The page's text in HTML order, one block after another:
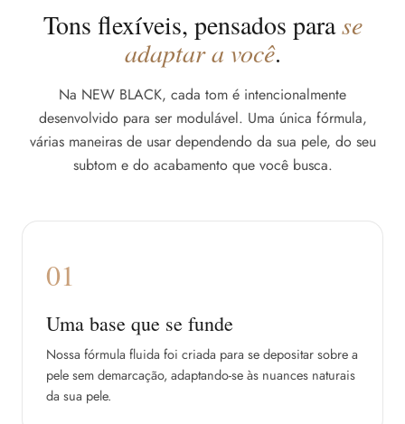
Tons flexíveis, pensados parase
adaptar a você.
Na NEW BLACK, cada tom é intencionalmente
desenvolvido para ser modulável. Uma única fórmula,
várias maneiras de usar dependendo da sua pele, do seu
subtom e do acabamento que você busca.
01
Uma base que se funde
Nossa fórmula fluida foi criada para se depositar sobre a
pele sem demarcação, adaptando-se às nuances naturais
da sua pele.